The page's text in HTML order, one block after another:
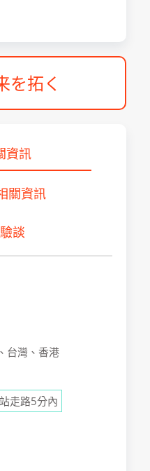
を拓く
資訊
關資訊
談
台灣、香港
走路5分內